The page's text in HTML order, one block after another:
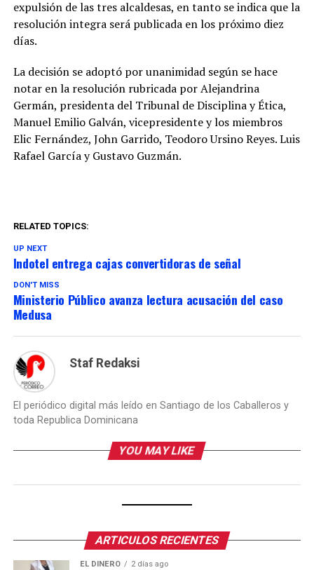
expulsión de las tres alcaldesas, en tanto se indica que la
resolución integra será publicada en los próximo diez
días.
La decisión se adoptó por unanimidad según se hace
notar en la resolución rubricada por Alejandrina
Germán, presidenta del Tribunal de Disciplina y Ética,
Manuel Emilio Galván, vicepresidente y los miembros
Elic Fernández, John Garrido, Teodoro Ursino Reyes. Luis
Rafael García y Gustavo Guzmán.
RELATED TOPICS:
UP NEXT
Indotel entrega cajas convertidoras de señal
DON'T MISS
Ministerio Público avanza lectura acusación del caso
Medusa
Staf Redaksi
El periódico digital más leído en Santiago de los Caballeros y
toda Republica Dominicana
YOU MAY LIKE
ARTICULOS RECIENTES
EL DINERO 2 días ago